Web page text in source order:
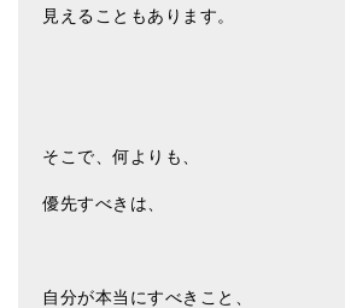
見えることもあります。
そこで、何よりも、
優先すべきは、
自分が本当にすべきこと、